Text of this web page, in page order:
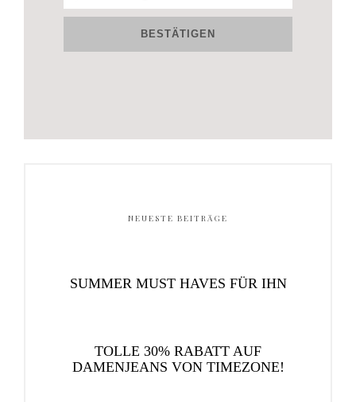
NEUESTE BEITRÄGE
SUMMER MUST HAVES FÜR IHN
TOLLE 30% RABATT AUF
DAMENJEANS VON TIMEZONE!